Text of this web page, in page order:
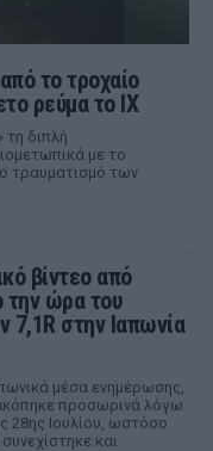
το τροχαίο
ρεύμα το ΙΧ
διπλή
με το
τραυματισμό των
βίντεο από
την ώρα του
7,1R στην Ιαπωνία
μέσα ενημέρωσης,
προσωρινά λόγω
28ης Ιουλίου, ωστόσο
και